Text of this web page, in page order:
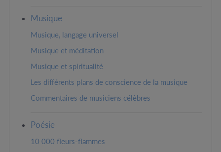
Musique
Musique, langage universel
Musique et méditation
Musique et spiritualité
Les différents plans de conscience de la musique
Commentaires de musiciens célèbres
Poésie
10 000 fleurs-flammes